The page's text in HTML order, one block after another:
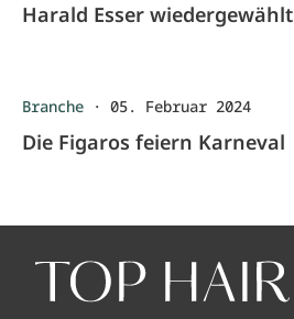
Harald Esser wiedergewählt
Branche · 05. Februar 2024
Die Figaros feiern Karneval